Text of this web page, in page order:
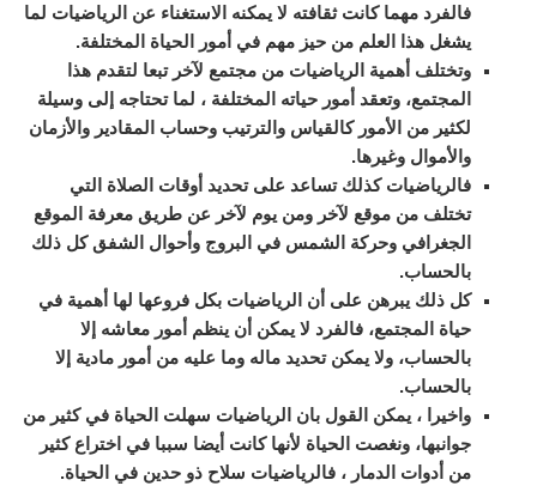
فالفرد مهما كانت ثقافته لا يمكنه الاستغناء عن الرياضيات لما
يشغل هذا العلم من حيز مهم في أمور الحياة المختلفة.
وتختلف أهمية الرياضيات من مجتمع لآخر تبعا لتقدم هذا
المجتمع، وتعقد أمور حياته المختلفة ، لما تحتاجه إلى وسيلة
لكثير من الأمور كالقياس والترتيب وحساب المقادير والأزمان
والأموال وغيرها.
فالرياضيات كذلك تساعد على تحديد أوقات الصلاة التي
تختلف من موقع لآخر ومن يوم لآخر عن طريق معرفة الموقع
الجغرافي وحركة الشمس في البروج وأحوال الشفق كل ذلك
بالحساب.
كل ذلك يبرهن على أن الرياضيات بكل فروعها لها أهمية في
حياة المجتمع، فالفرد لا يمكن أن ينظم أمور معاشه إلا
بالحساب، ولا يمكن تحديد ماله وما عليه من أمور مادية إلا
بالحساب.
واخيرا ، يمكن القول بان الرياضيات سهلت الحياة في كثير من
جوانبها، ونغصت الحياة لأنها كانت أيضا سببا في اختراع كثير
من أدوات الدمار ، فالرياضيات سلاح ذو حدين في الحياة.